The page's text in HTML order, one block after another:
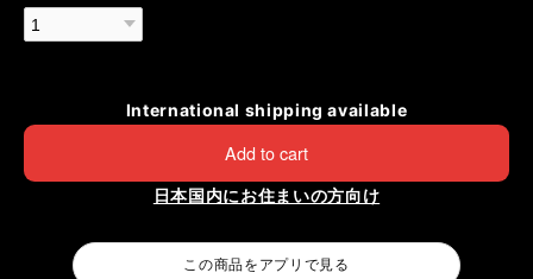
International shipping available
Add to cart
日本国内にお住まいの方向け
この商品をアプリで見る